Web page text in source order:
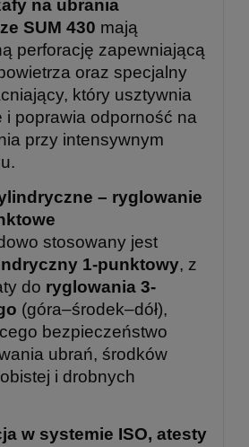
na ubrania
SUM 430 mają
perforację zapewniającą
oraz specjalny
który usztywnia
i poprawia odporność na
przy intensywnym
– ryglowanie
stosowany jest
1-punktowy, z
do ryglowania 3-
(góra–środek–dół),
bezpieczeństwo
ubrań, środków
i drobnych
w systemie ISO, atesty